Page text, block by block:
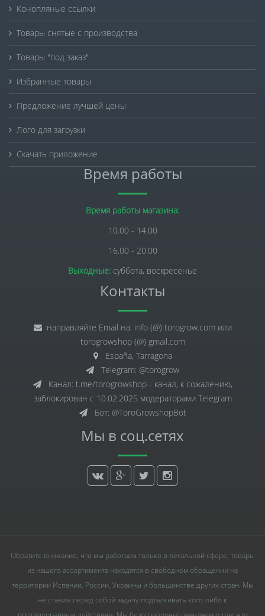
Конопляные ссылки
Товары снятые с производства
Товары "под заказ"
Избранные товары
Предложение лучшей цены
Лого для загрузки
Скачать приложение
Время работы
Время работы магазина:
10.00 - 14.00
16.00 - 20.00
Выходные: суббота, воскресенье
Контакты
направляйте Email на: info (@) torogrow.com или
torogrowshop (@) gmail.com
España, Tarragona
Telegram: @torogrow
Канал: t.me/torogrowshop - канал, к сожалению,
заблокирован с 10.02.2025 модераторами Telegram
Бот: @ToroGrowshopBot
Мы в соц.сетях
Обратите внимание, что мы работаем только в легальной сфере, товары
из нашего ассортимента находятся в свободном обращении на
территории Испании, России, Украины и большинстве других стран. Мы
не ставим перед собой задачу подталкивать кого-либо к